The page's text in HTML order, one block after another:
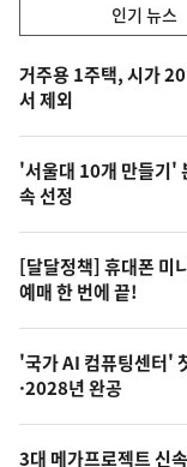
기,
최
신,
오
늘
의
영
상
오
의
인기 뉴스
기
뉴
스
거주용 1주택, 시가
서 제외
'서울대 10개 만들기'
속 선정
[달달정책] 휴대폰 미
예매 한 번에 끝!
'국가 AI 컴퓨팅센터'
·2028년 완공
3대 메가프로젝트 신